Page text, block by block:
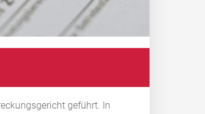
geführt. In